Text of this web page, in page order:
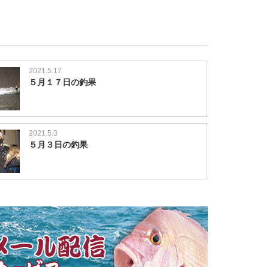
2021.5.17
５月１７日の釣果
2021.5.3
５月３日の釣果